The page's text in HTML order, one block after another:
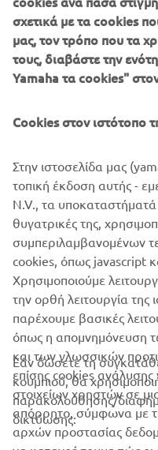
©Yamaha Motor Europe
δεν επιτρέπεται να
εμπορικούς σκοπούς
της Yamaha Motor
Co., Ltd.
Πάντα, να οδηγείτε με
κανόνες οδικής
ΕΤΑΙΡΕΊΑ
B2B
σχετικά με τα cookies
μας, τον τρόπο που τα
τους, διαβάστε την
Yamaha τα cookies"
Cookies στον ιστότοπο
Στην ιστοσελίδα μας
τοπική έκδοση αυτής -
N.V., τα υποκαταστήματά
θυγατρικές της,
συμπεριλαμβανομένων
cookies, όπως javascript
Χρησιμοποιούμε
την ορθή λειτουργία της
παρέχουμε βασικές
όπως η απομνημόνευση
και των γλωσσικών
επίσης cookies ανάλυσης
στοιχείων χρηστών σε
απόρρητο, σύμφωνα με
αρχών προστασίας
Εάν δώσετε τη
κουμπιού, θα
παρακολούθησης/
δικτύωσης: